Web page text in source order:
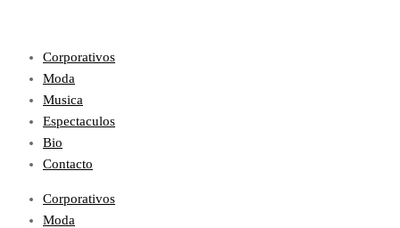
Corporativos
Moda
Musica
Espectaculos
Bio
Contacto
Corporativos
Moda